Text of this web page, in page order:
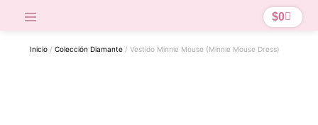
$0
Inicio /Colección Diamante / Vestido Minnie Mouse (Minnie Mouse Dress)